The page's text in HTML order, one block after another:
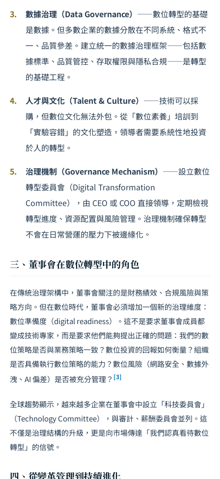
數據治理（Data Governance） ——數位轉型的基礎
是數據。但多數企業的數據分散在不同系統、格式不
一、品質參差。建立統一的數據治理框架——包括數
據標準、品質管控、存取權限與隱私合規——是轉型
的基礎工程。
人才與文化（Talent & Culture） ——技術可以採
購，但數位文化無法外包。從「數位素養」培訓到
「實驗容錯」的文化塑造，領導者需要系統性地投資
於人的轉型。
治理機制（Governance Mechanism） ——設立數位
轉型委員會（Digital Transformation
Committee），由 CEO 或 COO 直接領導，定期檢視
轉型進度、資源配置與風險管理。治理機制確保轉型
不會在日常營運的壓力下被邊緣化。
三、董事會在數位轉型中的角色
在傳統治理架構中，董事會關注的是財務績效、合規風險與策
略方向。但在數位時代，董事會必須增加一個新的治理維度：
數位準備度（digital readiness）。這不是要求董事會成員都
變成技術專家，而是要求他們能夠提出正確的問題：我們的數
位策略是否與業務策略一致？數位投資的回報如何衡量？組織
是否具備執行數位策略的能力？數位風險（網路安全、數據外
洩、AI 偏差）是否被充分管理？ [3]
全球趨勢顯示，越來越多企業在董事會中設立「科技委員會」
（Technology Committee），與審計、薪酬委員會並列。這
不僅是治理結構的升級，更是向市場傳達「我們認真看待數位
轉型」的信號。
四、從變革管理到持續進化